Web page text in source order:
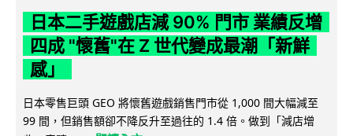
日本二手遊戲店減 90% 門市 業績反增
四成 "懷舊"在 Z 世代變成最潮「新鮮
感」
日本零售巨頭 GEO 將懷舊遊戲銷售門市從 1,000 間大幅減至
99 間，但銷售額卻不降反升至過往的 1.4 倍。做到「減店增